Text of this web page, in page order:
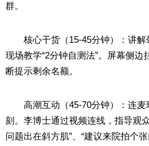
群。
核心干货（15-45分钟）：讲解
现场教学“2分钟自测法”。屏幕侧边
断提示剩余名额。
高潮互动（45-70分钟）：连麦
刻。李博士通过视频连线，指导观
问题出在斜方肌”、“建议来院拍个